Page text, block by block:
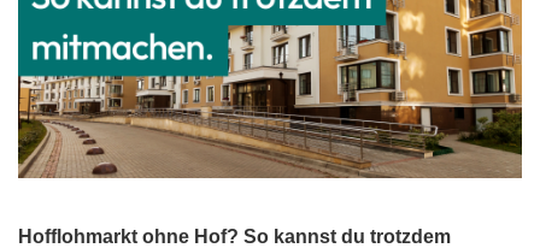
Hofflohmarkt ohne Hof? So kannst du trotzdem